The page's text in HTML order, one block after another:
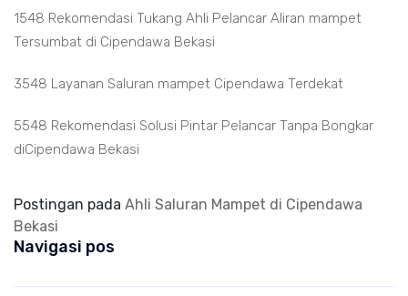
1548 Rekomendasi Tukang Ahli Pelancar Aliran mampet
Tersumbat di Cipendawa Bekasi
3548 Layanan Saluran mampet Cipendawa Terdekat
5548 Rekomendasi Solusi Pintar Pelancar Tanpa Bongkar
diCipendawa Bekasi
Postingan pada Ahli Saluran Mampet di Cipendawa
Bekasi
Navigasi pos